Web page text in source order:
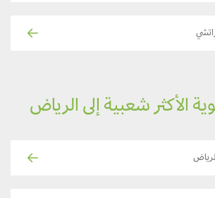
الأكثر شعبية إلى الرياض